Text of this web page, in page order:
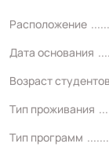
Расположение
Дата основания
Возраст студентов
Тип проживания
Тип программ